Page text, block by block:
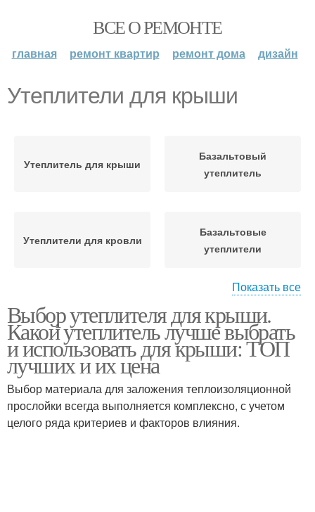
ВСЕ О РЕМОНТЕ
главная ремонт квартир ремонт дома дизайн
Утеплители для крыши
Утеплитель для крыши
Базальтовый
утеплитель
Утеплители для кровли
Базальтовые
утеплители
Утеплители для потолка Насыпные утеплители
Утеплитель для
мансарды
Материалы для крыши
Показать все
Выбор утеплителя для крыши.
Какой утеплитель лучше выбрать
и использовать для крыши: ТОП
лучших и их цена
Выбор материала для заложения теплоизоляционной
прослойки всегда выполняется комплексно, с учетом
целого ряда критериев и факторов влияния.